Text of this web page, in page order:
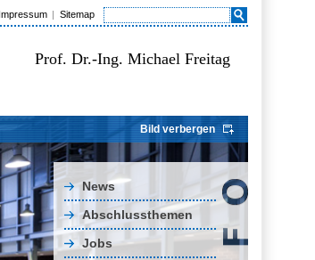
Impressum Sitemap
Prof. Dr.-Ing. Michael Freitag
Bild verbergen
News
Abschlussthemen
Jobs